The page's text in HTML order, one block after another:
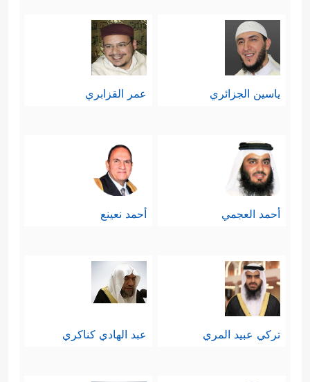
ياسين الجزائري عمر القزابري
أحمد العجمي أحمد نعينع
تركي عبيد المري عبد الهادي كناكري